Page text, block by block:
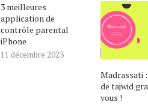
3 meilleures
application de
contrôle parental
iPhone
11 décembre 2023
Madrassati
de tajwid
vous !